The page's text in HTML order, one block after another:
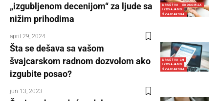
DRUŠTVO
EKONOMIJA
IZDVAJAMO
ŠVAJCARSKA
„izgubljenom decenijom“ za ljude sa
nižim prihodima
april 29, 2024
DRUŠTVO-CH
IZDVAJAMO
ŠVAJCARSKA
Šta se dešava sa vašom
švajcarskom radnom dozvolom ako
izgubite posao?
jun 13, 2023